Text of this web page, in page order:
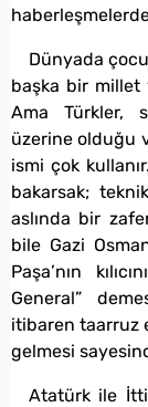
Dünyada
başka bir millet
Ama Türkler,
üzerine olduğu
ismi çok
bakarsak;
aslında bir
bile Gazi
Paşa’nın
General”
itibaren taarruz
gelmesi
Atatürk ile